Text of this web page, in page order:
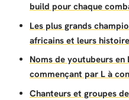
build pour chaque
Les plus grands
africains et leurs
Noms de youtubeurs
commençant par L à
Chanteurs et groupes